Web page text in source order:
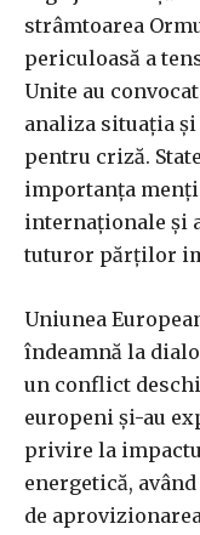
strâmtoarea
periculoasă a
Unite au
analiza situația
pentru criză.
importanța
internaționale și
tuturor părților
Uniunea
îndeamnă la
un conflict
europeni și-au
privire la
energetică,
de